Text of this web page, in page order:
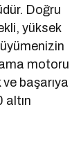
Doğru
yüksek
motoru
başarıya
altın